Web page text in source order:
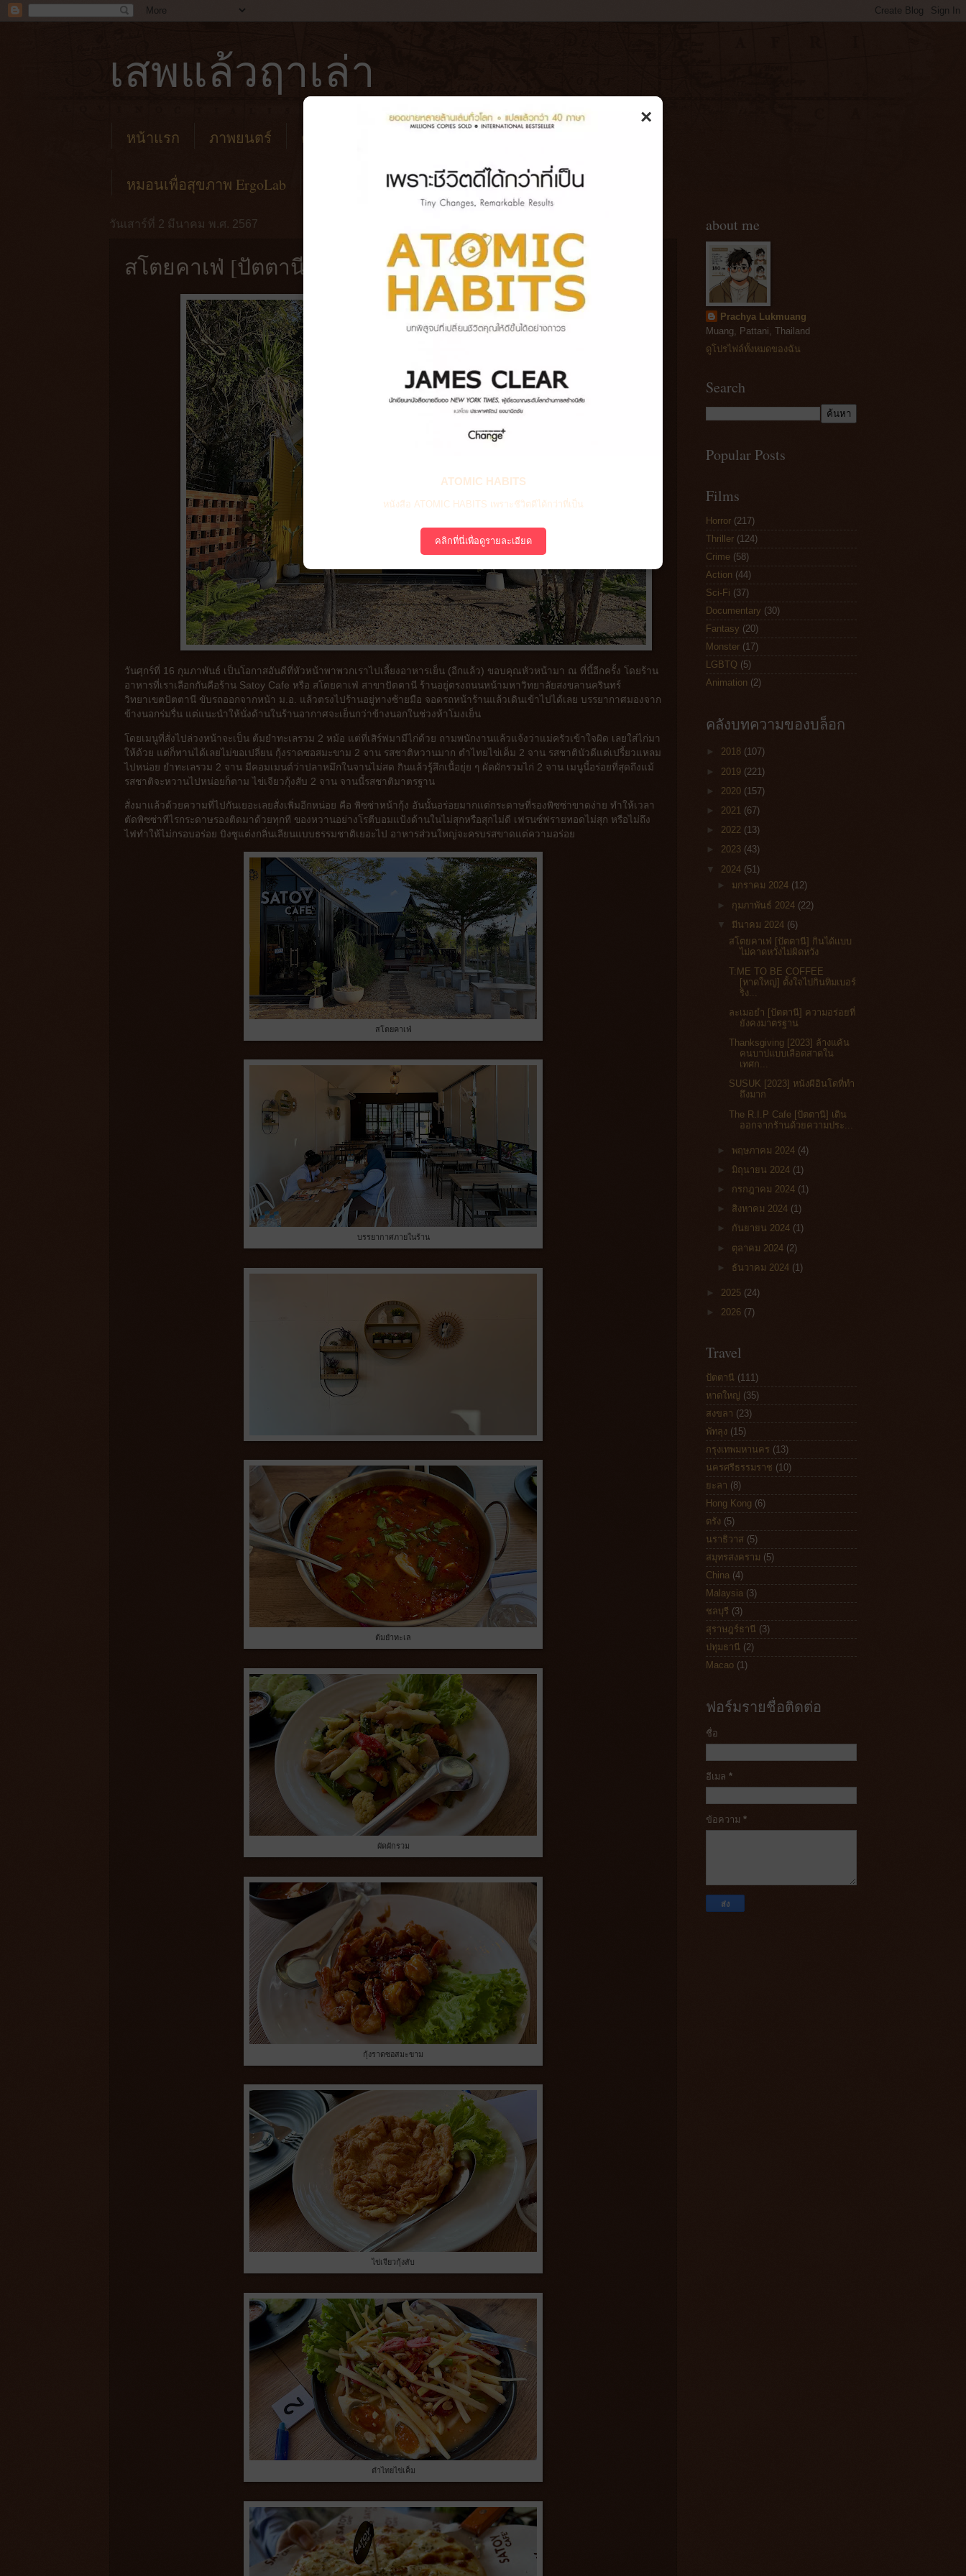
เสพแล้วฤาเล่า
หน้าแรก ภาพยนตร์ คาเฟ่
หมอนเพื่อสุขภาพ ErgoLab
วันเสาร์ที่ 2 มีนาคม พ.ศ. 2567
สโตยคาเฟ่ [ปัตตานี] กินได้แบบไม่คาดหวังไม่ผิดหวัง
วันศุกร์ที่ 16 กุมภาพันธ์ เป็นโอกาสอันดีที่หัวหน้าพาพวกเราไปเลี้ยงอาหารเย็น (อีกแล้ว) ขอบคุณหัวหน้ามา ณ ที่นี้อีกครั้ง โดยร้าน
อาหารที่เราเลือกกันคือร้าน Satoy Cafe หรือ สโตยคาเฟ่ สาขาปัตตานี ร้านอยู่ตรงถนนหน้ามหาวิทยาลัยสงขลานครินทร์
วิทยาเขตปัตตานี ขับรถออกจากหน้า ม.อ. แล้วตรงไปร้านอยู่ทางซ้ายมือ จอดรถหน้าร้านแล้วเดินเข้าไปได้เลย บรรยากาศมองจาก
ข้างนอกร่มรื่น แต่แนะนำให้นั่งด้านในร้านอากาศจะเย็นกว่าข้างนอกในช่วงห้าโมงเย็น
โดยเมนูที่สั่งไปล่วงหน้าจะเป็น ต้มยำทะเลรวม 2 หม้อ แต่ที่เสิร์ฟมามีไก่ด้วย ถามพนักงานแล้วแจ้งว่าแม่ครัวเข้าใจผิด เลยใส่ไก่มา
ให้ด้วย แต่ก็ทานได้เลยไม่ขอเปลี่ยน กุ้งราดซอสมะขาม 2 จาน รสชาติหวานมาก ตำไทยไข่เค็ม 2 จาน รสชาตินัวดีแต่เปรี้ยวแหลม
ไปหน่อย ยำทะเลรวม 2 จาน มีคอมเมนต์ว่าปลาหมึกในจานไม่สด กินแล้วรู้สึกเนื้อยุ่ย ๆ ผัดผักรวมไก่ 2 จาน เมนูนี้อร่อยที่สุดถึงแม้
รสชาติจะหวานไปหน่อยก็ตาม ไข่เจียวกุ้งสับ 2 จาน จานนี้รสชาติมาตรฐาน
สั่งมาแล้วด้วยความที่ไปกันเยอะเลยสั่งเพิ่มอีกหน่อย คือ พิซซ่าหน้ากุ้ง อันนั้นอร่อยมากแต่กระดาษที่รองพิซซ่าขาดง่าย ทำให้เวลา
ตัดพิซซ่าทีไรกระดาษรองติดมาด้วยทุกที ของหวานอย่างโรตีบอมแป้งด้านในไม่สุกหรือสุกไม่ดี เฟรนซ์ฟรายทอดไม่สุก หรือไม่ถึง
ไฟทำให้ไม่กรอบอร่อย บิงซูแต่งกลิ่นเลียนแบบธรรมชาติเยอะไป อาหารส่วนใหญ่จะครบรสขาดแต่ความอร่อย
สโตยคาเฟ่
บรรยากาศภายในร้าน
ต้มยำทะเล
ผัดผักรวม
กุ้งราดซอสมะขาม
ไข่เจียวกุ้งสับ
ตำไทยไข่เค็ม
about me
Prachya Lukmuang
Muang, Pattani, Thailand
ดูโปรไฟล์ทั้งหมดของฉัน
Search
Popular Posts
Films
Horror (217)
Thriller (124)
Crime (58)
Action (44)
Sci-Fi (37)
Documentary (30)
Fantasy (20)
Monster (17)
LGBTQ (5)
Animation (2)
คลังบทความของบล็อก
► 2018 (107)
► 2019 (221)
► 2020 (157)
► 2021 (67)
► 2022 (13)
► 2023 (43)
▼ 2024 (51)
► มกราคม 2024 (12)
► กุมภาพันธ์ 2024 (22)
▼ มีนาคม 2024 (6)
สโตยคาเฟ่ [ปัตตานี] กินได้แบบ
ไม่คาดหวังไม่ผิดหวัง
T:ME TO BE COFFEE
[หาดใหญ่] ตั้งใจไปกินทิมเบอร์
ริง...
ละเมอยำ [ปัตตานี] ความอร่อยที่
ยังคงมาตรฐาน
Thanksgiving [2023] ล้างแค้น
คนบาปแบบเลือดสาดใน
เทศก...
SUSUK [2023] หนังผีอินโดที่ทำ
ถึงมาก
The R.I.P Cafe [ปัตตานี] เดิน
ออกจากร้านด้วยความประ...
►พฤษภาคม 2024 (4)
► มิถุนายน 2024 (1)
► กรกฎาคม 2024 (1)
► สิงหาคม 2024 (1)
► กันยายน 2024 (1)
► ตุลาคม 2024 (2)
► ธันวาคม 2024 (1)
► 2025 (24)
► 2026 (7)
Travel
ปัตตานี (111)
หาดใหญ่ (35)
สงขลา (23)
พัทลุง (15)
กรุงเทพมหานคร (13)
นครศรีธรรมราช (10)
ยะลา (8)
Hong Kong (6)
ตรัง (5)
นราธิวาส (5)
สมุทรสงคราม (5)
China (4)
Malaysia (3)
ชลบุรี (3)
สุราษฎร์ธานี (3)
ปทุมธานี (2)
Macao (1)
ฟอร์มรายชื่อติดต่อ
ชื่อ
อีเมล *
ข้อความ *
×
ATOMIC HABITS
หนังสือ ATOMIC HABITS เพราะชีวิตดีได้กว่าที่เป็น
คลิกที่นี่เพื่อดูรายละเอียด